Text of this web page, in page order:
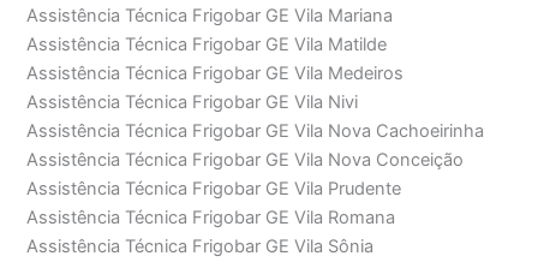
Assistência Técnica Frigobar GE Vila Mariana
Assistência Técnica Frigobar GE Vila Matilde
Assistência Técnica Frigobar GE Vila Medeiros
Assistência Técnica Frigobar GE Vila Nivi
Assistência Técnica Frigobar GE Vila Nova Cachoeirinha
Assistência Técnica Frigobar GE Vila Nova Conceição
Assistência Técnica Frigobar GE Vila Prudente
Assistência Técnica Frigobar GE Vila Romana
Assistência Técnica Frigobar GE Vila Sônia